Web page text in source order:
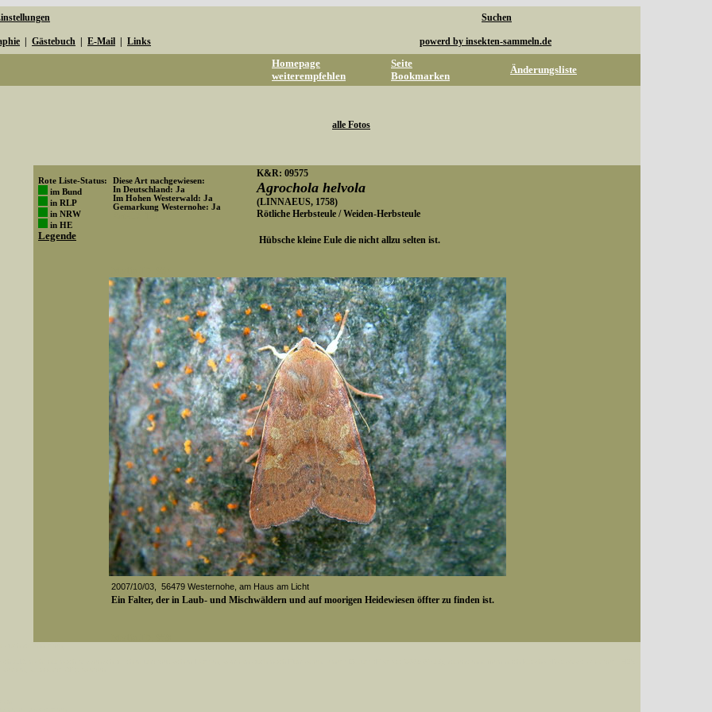
Suchen
Gästebuch E-Mail Links powerd by insekten-sammeln.de
Homepage
weiterempfehlen
Seite
Bookmarken
Änderungsliste
alle Fotos
Rote Liste-Status:
im Bund
in RLP
in NRW
in HE
Legende
Diese Art nachgewiesen:
In Deutschland: Ja
Im Hohen Westerwald: Ja
Gemarkung Westernohe: Ja
K&R: 09575
Agrochola helvola
(LINNAEUS, 1758)
Rötliche Herbsteule / Weiden-Herbsteule
Hübsche kleine Eule die nicht allzu selten ist.
2007/10/03, 56479 Westernohe, am Haus am Licht
Ein Falter, der in Laub- und Mischwäldern und auf moorigen Heidewiesen öffter zu finden ist.